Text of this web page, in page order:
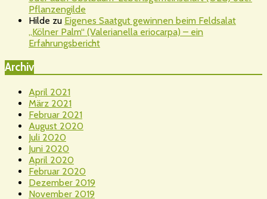
Pflanzengilde
Hilde zu Eigenes Saatgut gewinnen beim Feldsalat
„Kölner Palm“ (Valerianella eriocarpa) – ein
Erfahrungsbericht
Archiv
April 2021
März 2021
Februar 2021
August 2020
Juli 2020
Juni 2020
April 2020
Februar 2020
Dezember 2019
November 2019